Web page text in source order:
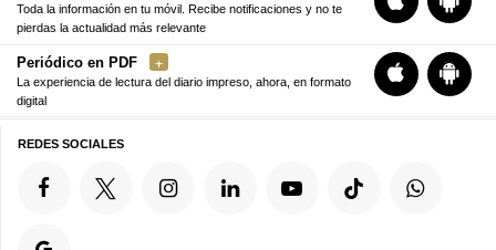
Toda la información en tu móvil. Recibe notificaciones y no te
pierdas la actualidad más relevante
Periódico en PDF
La experiencia de lectura del diario impreso, ahora, en formato
digital
REDES SOCIALES